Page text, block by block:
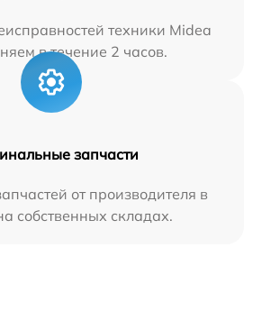
техники Midea
в течение 2 часов.
запчасти
от производителя в
собственных складах.